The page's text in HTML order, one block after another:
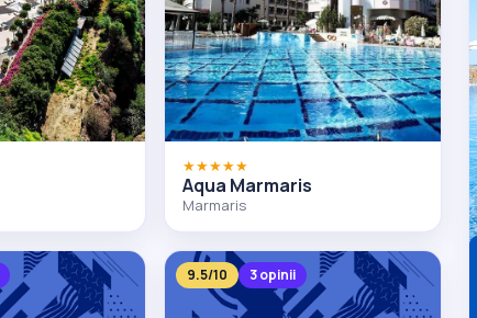
★★★★★
Aqua Marmaris
Marmaris
9.5/10 3 opinii